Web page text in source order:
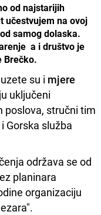
od najstarijih
učestvujem na ovoj
samog dolaska.
a i društvo je
Brečko.
su i mjere
uključeni
poslova, stručni tim
Gorska služba
održava se od
planinara
organizaciju